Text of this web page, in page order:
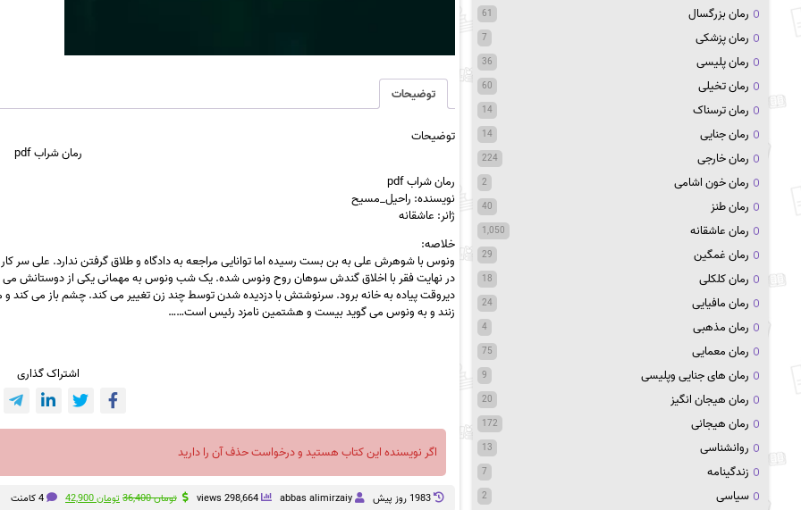
توضیحات
توضیحات
رمان شراب pdf
رمان شراب pdf
نویسنده: راحیل_مسیح
ژانر: عاشقانه
خلاصه:
ونوس با شوهرش علی به بن بست رسیده اما توانایی مراجعه به دادگاه و طلاق گرفتن ندارد. علی سر
در نهایت فقر با اخلاق گندش سوهان روح ونوس شده. یک شب ونوس به مهمانی یکی از دوستانش
دیروقت پیاده به خانه برود. سرنوشتش با دزدیده شدن توسط چند زن تغییر می کند. چشم باز می
زنند و به ونوس می گوید بیست و هشتمین نامزد رئیس است……
اشتراک گذاری
اگر نویسنده این کتاب هستید و درخواست حذف آن را دارید
1983 روز پيش abbas alimirzaiy
298,664 views تومان36,400
قیمت
تومان42,900
قیمت4 کامنت
رمان بزرگسال 61
رمان پزشکی 7
رمان پلیسی 36
رمان تخیلی 60
رمان ترسناک 14
رمان جنایی 14
رمان خارجی 224
رمان خون اشامی 2
رمان طنز 40
رمان عاشقانه 1,050
رمان غمگین 29
رمان کلکلی 18
رمان مافیایی 24
رمان مذهبی 4
رمان معمایی 75
رمان های جنایی وپلیسی 9
رمان هیجان انگیز 20
رمان هیجانی 172
روانشناسی 13
زندگینامه 7
سیاسی 2